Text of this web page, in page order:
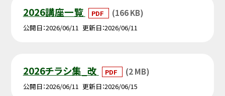
2026講座一覧 PDF (166 KB)
公開日 2026/06/11 更新日 2026/06/11
2026チラシ集_改 PDF (2 MB)
公開日 2026/06/11 更新日 2026/06/15